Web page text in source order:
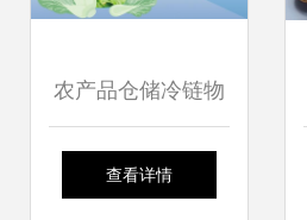
农产品仓储冷链物
流建设取得成效 补
查看详情